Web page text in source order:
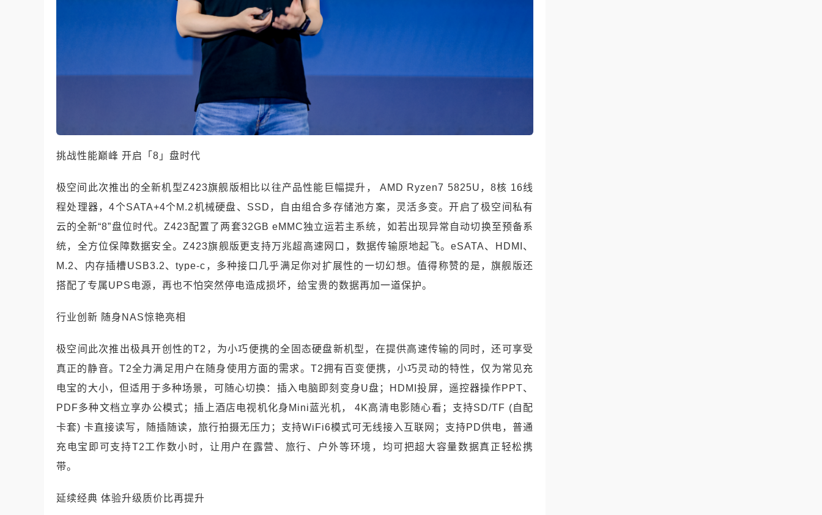
挑战性能巅峰 开启「8」盘时代
极空间此次推出的全新机型Z423旗舰版相比以往产品性能巨幅提升， AMD Ryzen7 5825U，8核 16线
程处理器，4个SATA+4个M.2机械硬盘、SSD，自由组合多存储池方案，灵活多变。开启了极空间私有
云的全新“8”盘位时代。Z423配置了两套32GB eMMC独立运若主系统，如若出现异常自动切换至预备系
统，全方位保障数据安全。Z423旗舰版更支持万兆超高速网口，数据传输原地起飞。eSATA、HDMI、
M.2、内存插槽USB3.2、type-c，多种接口几乎满足你对扩展性的一切幻想。值得称赞的是，旗舰版还
搭配了专属UPS电源，再也不怕突然停电造成损坏，给宝贵的数据再加一道保护。
行业创新 随身NAS惊艳亮相
极空间此次推出极具开创性的T2，为小巧便携的全固态硬盘新机型，在提供高速传输的同时，还可享受
真正的静音。T2全力满足用户在随身使用方面的需求。T2拥有百变便携，小巧灵动的特性，仅为常见充
电宝的大小，但适用于多种场景，可随心切换：插入电脑即刻变身U盘；HDMI投屏，遥控器操作PPT、
PDF多种文档立享办公模式；插上酒店电视机化身Mini蓝光机， 4K高清电影随心看；支持SD/TF (自配
卡套) 卡直接读写，随插随读，旅行拍摄无压力；支持WiFi6模式可无线接入互联网；支持PD供电，普通
充电宝即可支持T2工作数小时，让用户在露营、旅行、户外等环境，均可把超大容量数据真正轻松携
带。
延续经典 体验升级质价比再提升